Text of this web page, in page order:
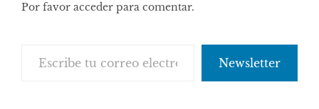
comentarios
Por favor acceder para comentar.
Newsletter